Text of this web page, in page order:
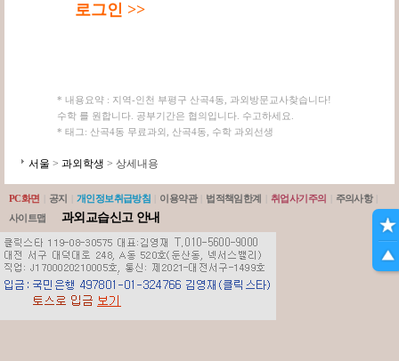
로그인 >>
* 내용요약 : 지역-인천 부평구 산곡4동, 과외방문교사찾습니다!
수학 를 원합니다. 공부기간은 협의입니다. 수고하세요.
* 태그: 산곡4동 무료과외, 산곡4동, 수학 과외선생
서울 > 과외학생 > 상세내용
PC화면 공지 개인정보취급방침 이용약관 법적책임한계 취업사기주의 주의사항
사이트맵
과외교습신고 안내